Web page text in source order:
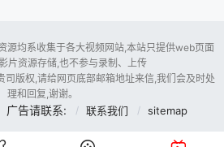
源均系收集于各大视频网站,本站只提供web页面
片资源存储,也不参与录制、上传
司版权,请给网页底部邮箱地址来信,我们会及时处
理和回复,谢谢。
广告请联系: 联系我们 sitemap